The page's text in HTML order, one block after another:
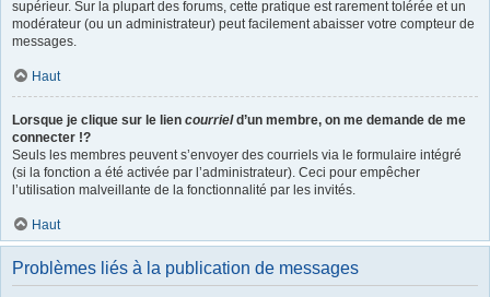
supérieur. Sur la plupart des forums, cette pratique est rarement tolérée et un
modérateur (ou un administrateur) peut facilement abaisser votre compteur de
messages.
Haut
Lorsque je clique sur le lien courrield’un membre, on me demande de me
connecter !?
Seuls les membres peuvent s’envoyer des courriels via le formulaire intégré
(si la fonction a été activée par l’administrateur). Ceci pour empêcher
l’utilisation malveillante de la fonctionnalité par les invités.
Haut
Problèmes liés à la publication de messages